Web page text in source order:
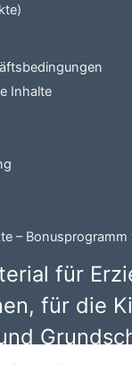
Inhalte
– Bonusprogramm
für
für die